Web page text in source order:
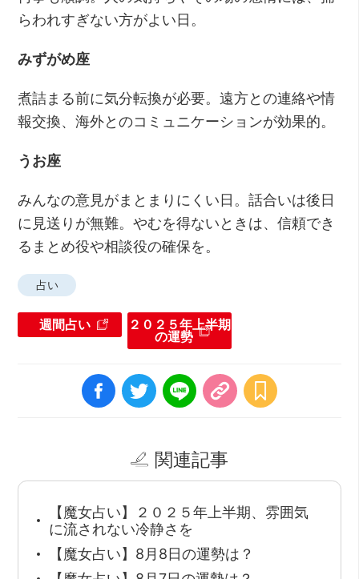
らわれすぎない方がよい日。
みずがめ座
煮詰まる前に気分転換が必要。遠方との連絡や情
報交換、海外とのコミュニケーションが効果的。
うお座
みんなの意見がまとまりにくい日。話合いは後日
に見送りが無難。やむを得ないときは、信頼でき
るまとめ役や相談役の確保を。
占い
週間占い ２０２５年上半期
の運勢
関連記事
【魔女占い】２０２５年上半期、雰囲気
に流されない冷静さを
【魔女占い】8月8日の運勢は？